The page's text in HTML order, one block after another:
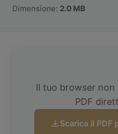
Dimensione: 2.0 MB
Il tuo browser non
PDF
Scarica il PDF